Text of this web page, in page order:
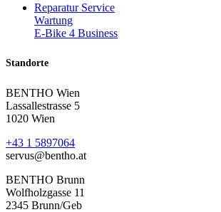
Reparatur Service
Wartung
E-Bike 4 Business
Standorte
BENTHO Wien
Lassallestrasse 5
1020 Wien
+43 1 5897064
servus@bentho.at
BENTHO Brunn
Wolfholzgasse 11
2345 Brunn/Geb